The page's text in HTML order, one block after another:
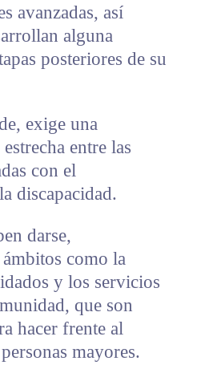
avanzadas, así
alguna
posteriores de su
exige una
entre las
con el
discapacidad.
darse,
como la
y los servicios
que son
hacer frente al
mayores.